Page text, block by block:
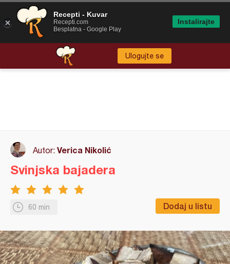
Ulogujte se
Autor: Verica Nikolić
60 min Dodaj u listu
Svinjska bajadera
Recepti - Kuvar
Recepti.com
Besplatna - Google Play
Instalirajte